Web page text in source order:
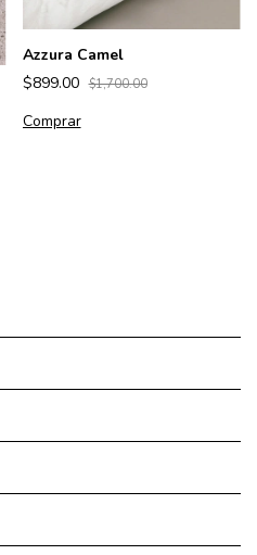
Azzura Camel
$899.00 $1,700.00
Comprar